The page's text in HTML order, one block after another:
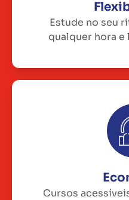
Estude no seu
qualquer hora e
Cursos